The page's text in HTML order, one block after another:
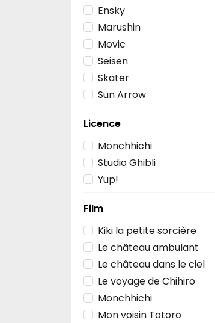
Ensky
Marushin
Movic
Seisen
Skater
Sun Arrow
Licence
Monchhichi
Studio Ghibli
Yup!
Film
Kiki la petite sorcière
Le château ambulant
Le château dans le ciel
Le voyage de Chihiro
Monchhichi
Mon voisin Totoro